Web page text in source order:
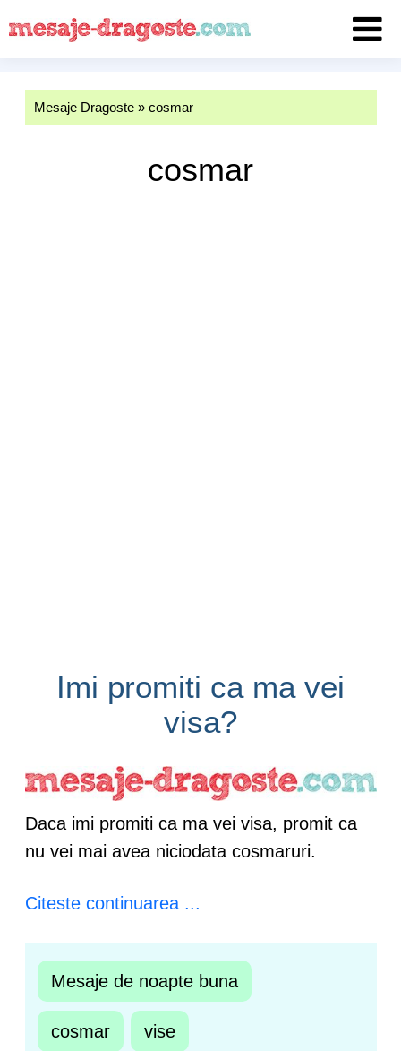
Mesaje Dragoste» cosmar
cosmar
Imi promiti ca ma vei
visa?
Daca imi promiti ca ma vei visa, promit ca
nu vei mai avea niciodata cosmaruri.
Citeste continuarea ...
Mesaje de noapte buna
cosmar vise